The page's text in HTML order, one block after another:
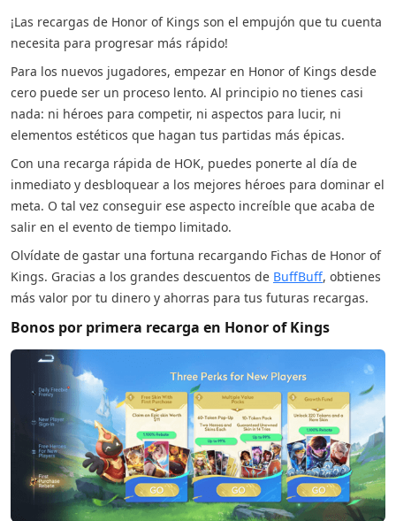
¡Las recargas de Honor of Kings son el empujón que tu cuenta
necesita para progresar más rápido!
Para los nuevos jugadores, empezar en Honor of Kings desde
cero puede ser un proceso lento. Al principio no tienes casi
nada: ni héroes para competir, ni aspectos para lucir, ni
elementos estéticos que hagan tus partidas más épicas.
Con una recarga rápida de HOK, puedes ponerte al día de
inmediato y desbloquear a los mejores héroes para dominar el
meta. O tal vez conseguir ese aspecto increíble que acaba de
salir en el evento de tiempo limitado.
Olvídate de gastar una fortuna recargando Fichas de Honor of
Kings. Gracias a los grandes descuentos de BuffBuff, obtienes
más valor por tu dinero y ahorras para tus futuras recargas.
Bonos por primera recarga en Honor of Kings